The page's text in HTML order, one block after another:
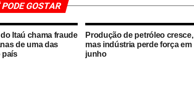
PODE GOSTAR
Itaú chama fraude
de uma das
país
Produção de petróleo cresce,
mas indústria perde força em
junho